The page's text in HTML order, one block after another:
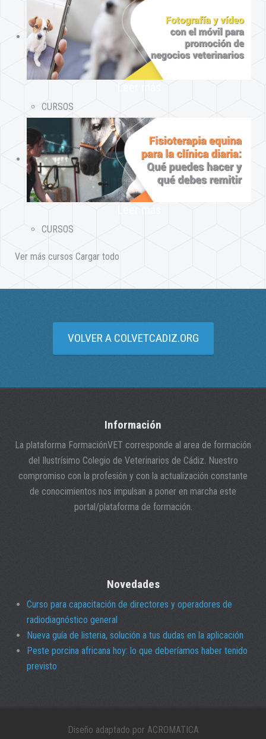
CURSOS
CURSOS
Ver más cursos Cargar todo
VOLVER A COLVETCADIZ.ORG
Información
La plataforma FormaciónVET corresponde al area de formación
del Ilustrísimo Colegio de Veterinarios de Cádiz. Nuestro
compromiso con la profesión y con la actualización constante
de conocimientos nos impulsan a poner en marcha este
portal/plataforma de formación.
Novedades
Curso para capacitación de directores y operadores de
radiodiagnóstico general
Nueva guía de listeria, solución a tus dudas en la aplicación
Peste porcina africana hoy: lo que deberíamos haber tenido
previsto
Diseño adaptado por ACROMATICA